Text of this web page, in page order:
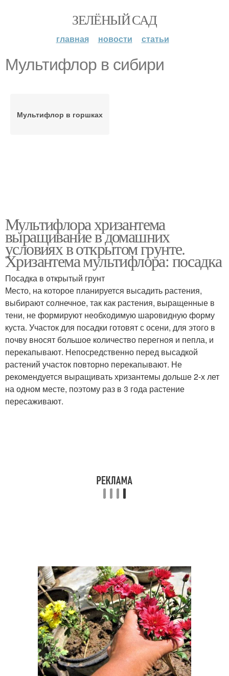
ЗЕЛЁНЫЙ САД
главная новости статьи
Мультифлор в сибири
Мультифлор в горшках
Мультифлора хризантема
выращивание в домашних
условиях в открытом грунте.
Хризантема мультифлора: посадка
Посадка в открытый грунт
Место, на которое планируется высадить растения,
выбирают солнечное, так как растения, выращенные в
тени, не формируют необходимую шаровидную форму
куста. Участок для посадки готовят с осени, для этого в
почву вносят большое количество перегноя и пепла, и
перекапывают. Непосредственно перед высадкой
растений участок повторно перекапывают. Не
рекомендуется выращивать хризантемы дольше 2-х лет
на одном месте, поэтому раз в 3 года растение
пересаживают.